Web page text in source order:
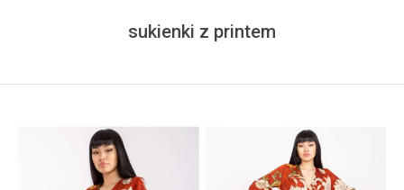
sukienki z printem